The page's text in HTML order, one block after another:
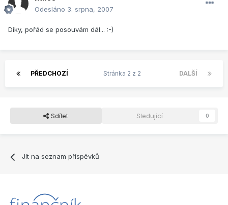
Odesláno 3. srpna, 2007
Díky, pořád se posouvám dál... :-)
PŘEDCHOZÍ DALŠÍ
Stránka 2 z 2
Sdílet Sledující 0
Jít na seznam příspěvků